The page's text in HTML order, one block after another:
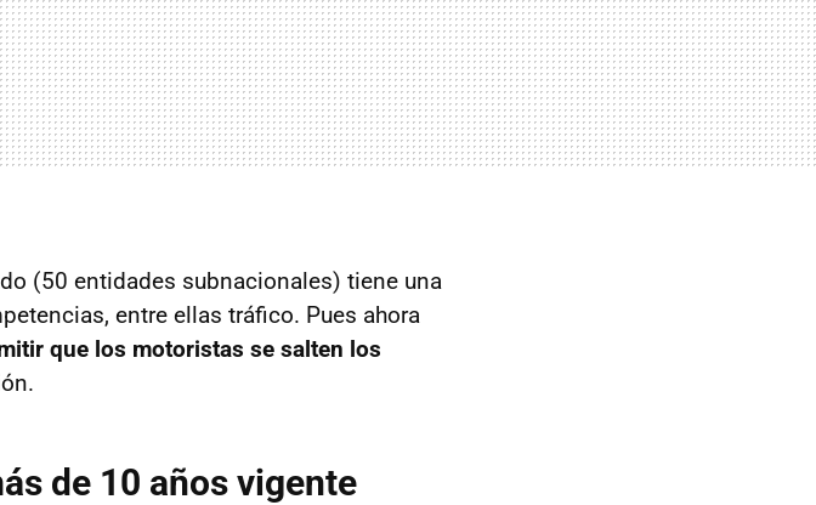
(50 entidades subnacionales) tiene una
entre ellas tráfico. Pues ahora
que los motoristas se salten los
de 10 años vigente